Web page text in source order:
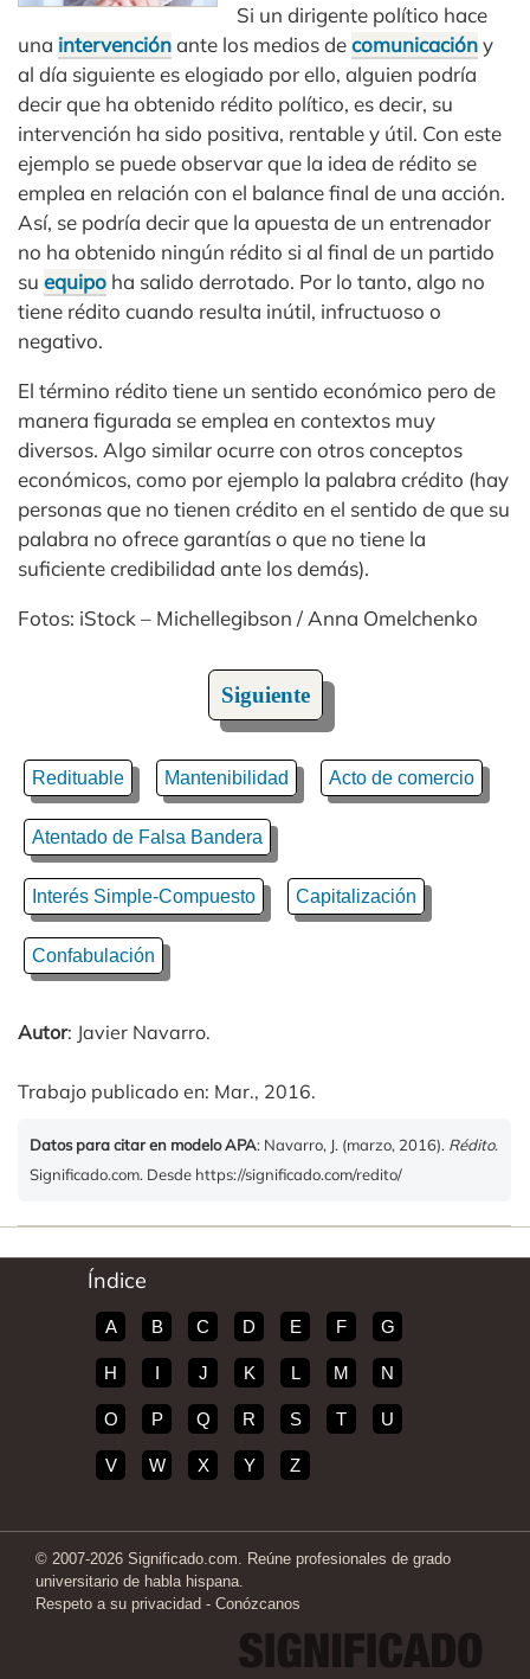
Si un dirigente político hace
una intervenciónante los medios decomunicacióny
al día siguiente es elogiado por ello, alguien podría
decir que ha obtenido rédito político, es decir, su
intervención ha sido positiva, rentable y útil. Con este
ejemplo se puede observar que la idea de rédito se
emplea en relación con el balance final de una acción.
Así, se podría decir que la apuesta de un entrenador
no ha obtenido ningún rédito si al final de un partido
su equipo ha salido derrotado. Por lo tanto, algo no
tiene rédito cuando resulta inútil, infructuoso o
negativo.
El término rédito tiene un sentido económico pero de
manera figurada se emplea en contextos muy
diversos. Algo similar ocurre con otros conceptos
económicos, como por ejemplo la palabra crédito (hay
personas que no tienen crédito en el sentido de que su
palabra no ofrece garantías o que no tiene la
suficiente credibilidad ante los demás).
Fotos: iStock – Michellegibson / Anna Omelchenko
Siguiente
Redituable Mantenibilidad Acto de comercio
Atentado de Falsa Bandera
Interés Simple-Compuesto Capitalización
Confabulación
Autor: Javier Navarro.
Trabajo publicado en: Mar., 2016.
Datos para citar en modelo APA: Navarro, J. (marzo, 2016). Rédito.
Significado.com. Desde https://significado.com/redito/
Índice
A B C D E F G
H I J K L M N
O P Q R S T U
V W X Y Z
© 2007-2026 Significado.com. Reúne profesionales de grado
universitario de habla hispana.
Respeto a su privacidad - Conózcanos